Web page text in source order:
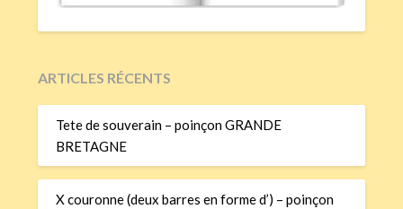
ARTICLES RÉCENTS
Tete de souverain – poinçon GRANDE
BRETAGNE
X couronne (deux barres en forme d’) – poinçon